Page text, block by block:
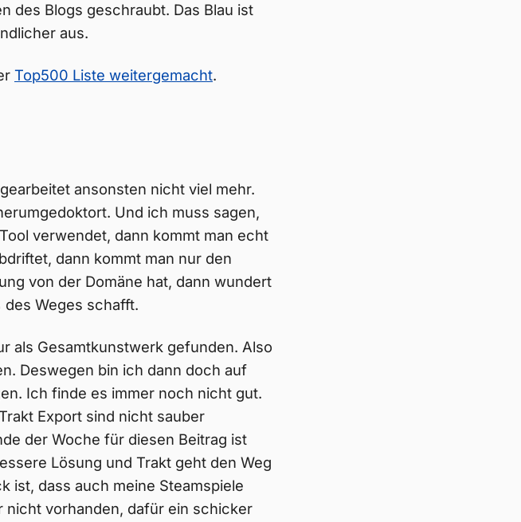
des Blogs geschraubt. Das Blau ist
aus.
Top500 Liste weitergemacht.
ansonsten nicht viel mehr.
Und ich muss sagen,
verwendet, dann kommt man echt
dann kommt man nur den
von der Domäne hat, dann wundert
des Weges schafft.
als Gesamtkunstwerk gefunden. Also
Deswegen bin ich dann doch auf
Ich finde es immer noch nicht gut.
Export sind nicht sauber
der Woche für diesen Beitrag ist
Lösung und Trakt geht den Weg
ist, dass auch meine Steamspiele
nicht vorhanden, dafür ein schicker